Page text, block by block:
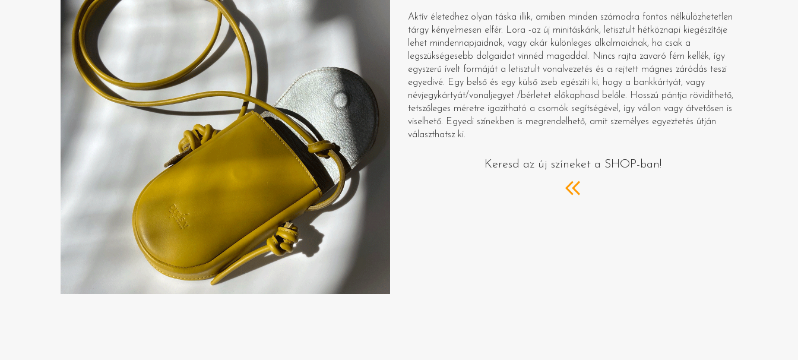
Aktív életedhez olyan táska illik, amiben minden számodra fontos nélkülözhetetlen
tárgy kényelmesen elfér. Lora -az új minitáskánk, letisztult hétköznapi kiegészítője
lehet mindennapjaidnak, vagy akár különleges alkalmaidnak, ha csak a
legszükségesebb dolgaidat vinnéd magaddal. Nincs rajta zavaró fém kellék, így
egyszerű ívelt formáját a letisztult vonalvezetés és a rejtett mágnes záródás teszi
egyedivé. Egy belső és egy külső zseb egészíti ki, hogy a bankkártyát, vagy
névjegykártyát/vonaljegyet /bérletet előkaphasd belőle. Hosszú pántja rövidíthető,
tetszőleges méretre igazítható a csomók segítségével, így vállon vagy átvetősen is
viselhető. Egyedi színekben is megrendelhető, amit személyes egyeztetés útján
választhatsz ki.
Keresd az új színeket a SHOP-ban!